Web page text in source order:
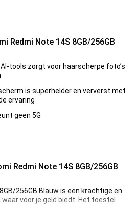
Redmi Note 14S 8GB/256GB
tools zorgt voor haarscherpe foto’s
is superhelder en ververst met
ervaring
geen 5G
Redmi Note 14S 8GB/256GB
256GB Blauw is een krachtige en
voor je geld biedt. Het toestel